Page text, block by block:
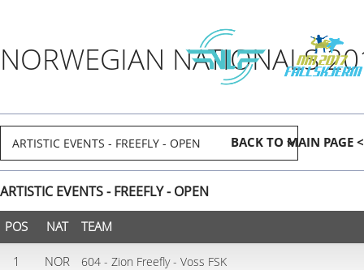
NORWEGIAN NATIONALS
BACK TO MAIN PAGE <
ARTISTIC EVENTS - FREEFLY - OPEN
POS NAT TEAM
1 NOR 604 - Zion Freefly - Voss FSK